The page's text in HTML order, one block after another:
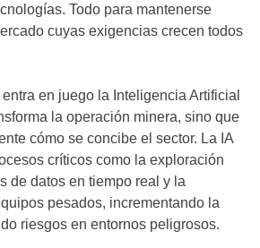
Todo para mantenerse
cuyas exigencias crecen todos
en juego la Inteligencia Artificial
la operación minera, sino que
cómo se concibe el sector. La IA
críticos como la exploración
de datos en tiempo real y la
pesados, incrementando la
riesgos en entornos peligrosos.